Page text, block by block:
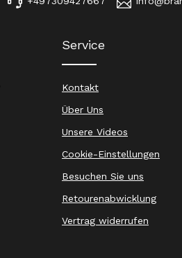
Service
Kontakt
Über Uns
Unsere Videos
Cookie-Einstellungen
Besuchen Sie uns
Retourenabwicklung
Vertrag widerrufen